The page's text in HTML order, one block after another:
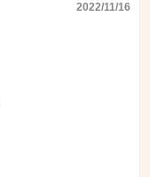
2022/11/16